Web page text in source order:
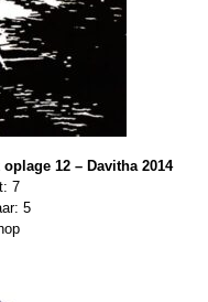
12 – Davitha 2014
7
5